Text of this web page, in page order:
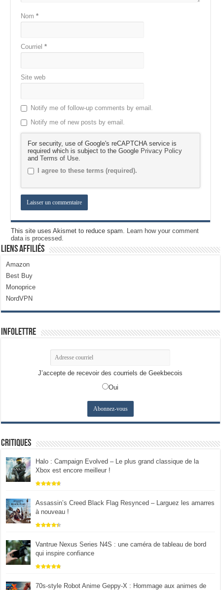
Nom*
Courriel*
Site web
Notify me of follow-up comments by email.
Notify me of new posts by email.
For security, use of Google's reCAPTCHA service is
required which is subject to the Google Privacy Policy
andTerms of Use
I agree to these terms (required).
This site uses Akismet to reduce spam.
Learn how your comment
data is processed.
Liens Affiliés
Amazon
Best Buy
Monoprice
NordVPN
Infolettre
J’accepte de recevoir des courriels de Geekbecois
Oui
Critiques
Halo : Campaign Evolved – Le plus grand classique de la
Xbox est encore meilleur !
Assassin’s Creed Black Flag Resynced – Larguez les amarres
à nouveau !
Vantrue Nexus Series N4S : une caméra de tableau de bord
qui inspire confiance
70s-style Robot Anime Geppy-X : Hommage aux animes de